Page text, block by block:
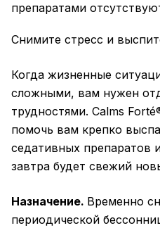
препаратами
Снимите стресс и
Когда жизненные
сложными, вам нужен
трудностями. Calms
помочь вам крепко
седативных препаратов
завтра будет свежий
Назначение. Временно
периодической